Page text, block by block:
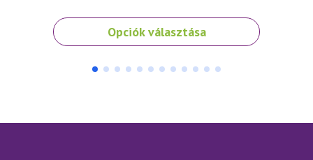
Opciók választása
Ennek
a
A
A